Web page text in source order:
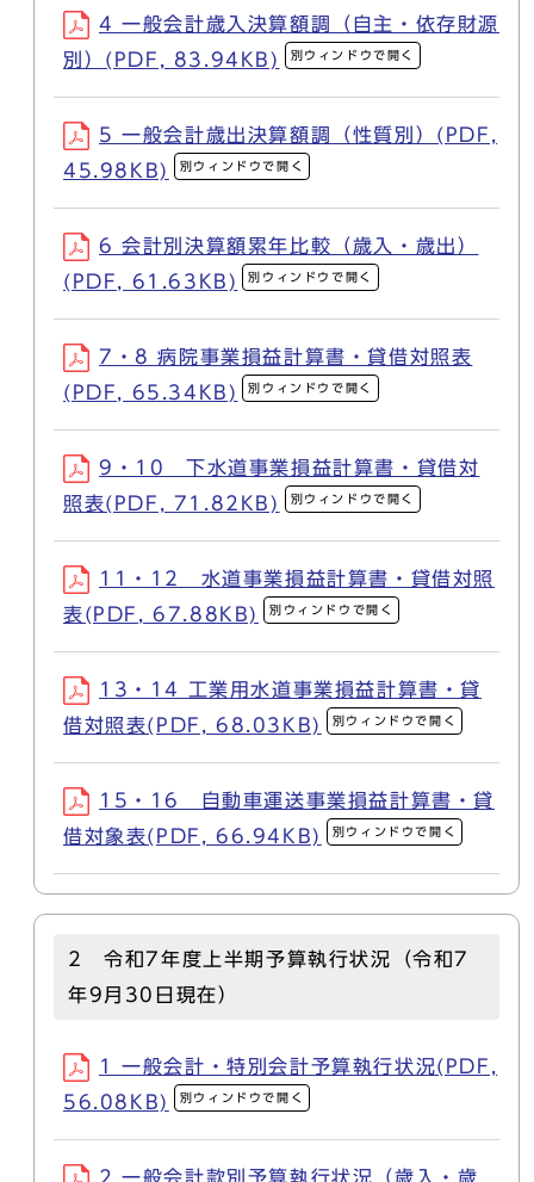
4 一般会計歳入決算額調（自主・依存財源
別）(PDF, 83.94KB)
別ウィンドウで開く
5 一般会計歳出決算額調（性質別）(PDF,
45.98KB)
別ウィンドウで開く
6 会計別決算額累年比較（歳入・歳出）
(PDF, 61.63KB)
別ウィンドウで開く
7・8 病院事業損益計算書・貸借対照表
(PDF, 65.34KB)
別ウィンドウで開く
9・10 下水道事業損益計算書・貸借対
照表(PDF, 71.82KB)
別ウィンドウで開く
11・12 水道事業損益計算書・貸借対照
表(PDF, 67.88KB)
別ウィンドウで開く
13・14 工業用水道事業損益計算書・貸
借対照表(PDF, 68.03KB)
別ウィンドウで開く
15・16 自動車運送事業損益計算書・貸
借対象表(PDF, 66.94KB)
別ウィンドウで開く
2 令和7年度上半期予算執行状況（令和7
年9月30日現在）
1 一般会計・特別会計予算執行状況(PDF,
56.08KB)
別ウィンドウで開く
2 一般会計款別予算執行状況（歳入・歳